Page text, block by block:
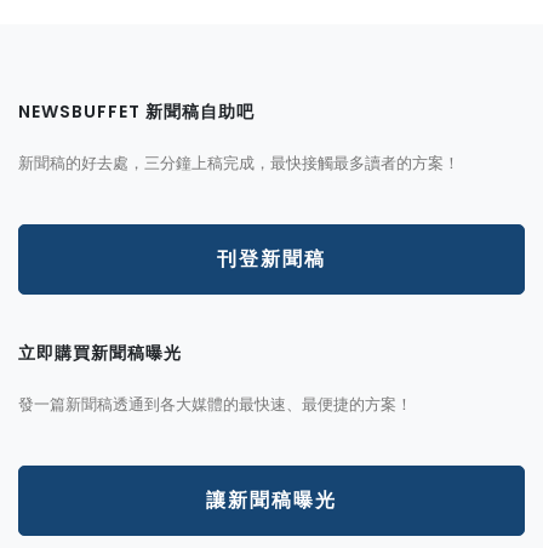
NEWSBUFFET 新聞稿自助吧
新聞稿的好去處，三分鐘上稿完成，最快接觸最多讀者的方案！
刊登新聞稿
立即購買新聞稿曝光
發一篇新聞稿透通到各大媒體的最快速、最便捷的方案！
讓新聞稿曝光